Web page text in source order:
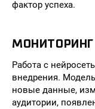
фактор успеха.
Работа с
внедрения.
новые данные,
аудитории,